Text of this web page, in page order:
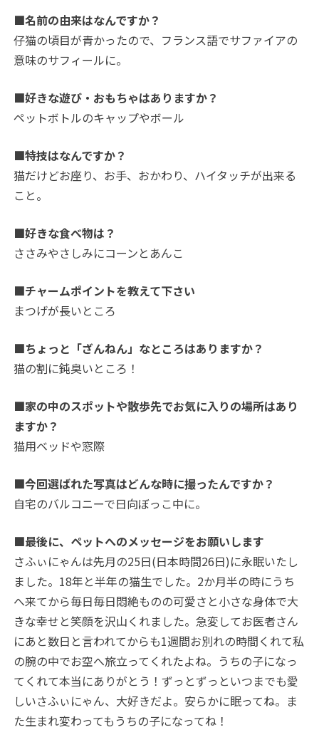
■名前の由来はなんですか？
仔猫の頃目が青かったので、フランス語でサファイアの
意味のサフィールに。
■好きな遊び・おもちゃはありますか？
ペットボトルのキャップやボール
■特技はなんですか？
猫だけどお座り、お手、おかわり、ハイタッチが出来る
こと。
■好きな食べ物は？
ささみやさしみにコーンとあんこ
■チャームポイントを教えて下さい
まつげが長いところ
■ちょっと「ざんねん」なところはありますか？
猫の割に鈍臭いところ！
■家の中のスポットや散歩先でお気に入りの場所はあり
ますか？
猫用ベッドや窓際
■今回選ばれた写真はどんな時に撮ったんですか？
自宅のバルコニーで日向ぼっこ中に。
■最後に、ペットへのメッセージをお願いします
さふぃにゃんは先月の25日(日本時間26日)に永眠いたし
ました。18年と半年の猫生でした。2か月半の時にうち
へ来てから毎日毎日悶絶ものの可愛さと小さな身体で大
きな幸せと笑顔を沢山くれました。急変してお医者さん
にあと数日と言われてからも1週間お別れの時間くれて私
の腕の中でお空へ旅立ってくれたよね。うちの子になっ
てくれて本当にありがとう！ずっとずっといつまでも愛
しいさふぃにゃん、大好きだよ。安らかに眠ってね。ま
た生まれ変わってもうちの子になってね！